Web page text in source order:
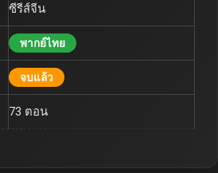
ซีรีส์จีน
พากย์ไทย
จบแล้ว
73 ตอน